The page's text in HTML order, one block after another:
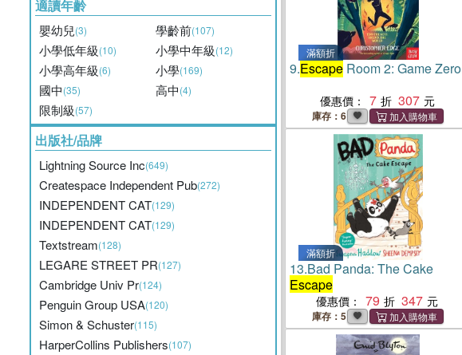
適讀年齡
嬰幼兒(3) 學齡前(107)
小學低年級(10) 小學中年級(12)
小學高年級(6) 小學(169)
國中(35) 高中(4)
限制級(57)
出版社/品牌
Lightning Source Inc(649)
Createspace Independent Pub(272)
INDEPENDENT CAT(129)
INDEPENDENT CAT(129)
Textstream(128)
LEGARE STREET PR(127)
Cambridge Univ Pr(124)
Penguin Group USA(120)
Simon & Schuster(115)
HarperCollins Publishers(107)
滿額折
9.Escape Room 2: Game Zero
優惠價： 7 307
庫存：6
滿額折
13.Bad Panda: The Cake
Escape
優惠價： 79 347
庫存：5